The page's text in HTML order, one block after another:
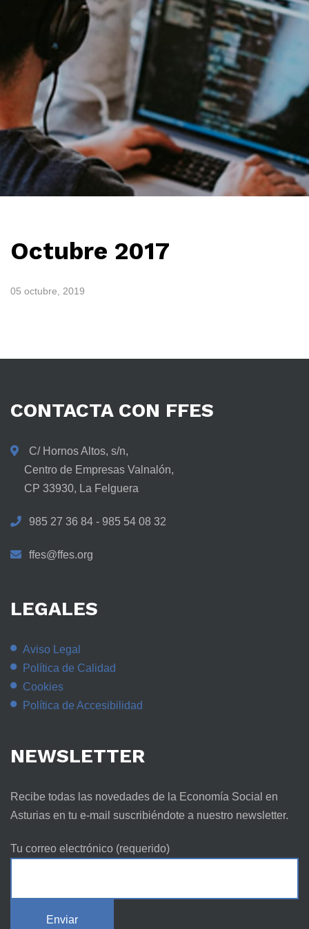
Octubre 2017
05 octubre, 2019
CONTACTA CON FFES
C/ Hornos Altos, s/n,
Centro de Empresas Valnalón,
CP 33930, La Felguera
985 27 36 84 - 985 54 08 32
ffes@ffes.org
LEGALES
Aviso Legal
Política de Calidad
Cookies
Política de Accesibilidad
NEWSLETTER
Recibe todas las novedades de la Economía Social en
Asturias en tu e-mail suscribiéndote a nuestro newsletter.
Tu correo electrónico (requerido)